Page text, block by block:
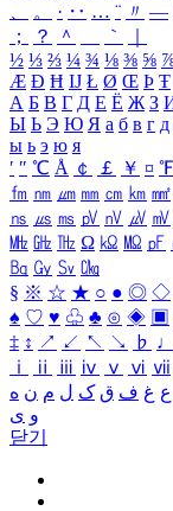
、
。 · ‥ … ¨ 〃 ―
；
？ ＾ ｀
½ ⅓ ⅔ ¼ ¾ ⅛ ⅜ ⅝
Æ Ð Ħ Ĳ Ł Ø Œ Þ Ŧ
А Б В Г Д Е Ё Ж З
Ы Ь Э Ю Я а б в г д
ы ь э ю я
′ ″ ℃ Å ￠ ￡ ￥ ¤ ℉
㎙ ㎚ ㎛ ㎜ ㎝ ㎞ ㎟
㎱ ㎲ ㎳ ㎴ ㎵ ㎶ ㎷
㎒ ㎓ ㎔ Ω ㏀ ㏁ ㎊
㏃ ㏉ ㏜ ㏆
§ ※ ☆ ★ ○ ● ◎ ◇
♠ ♡ ♥ ♧ ♣ ⊙ ◈ ▣
‡ ↕ ↗ ↙ ↖ ↘ ♭ ♩
ⅰ
ⅱ ⅲ ⅳ ⅴ ⅵ ⅶ
ع غ ف ق ک ل م ن ه
و ی
닫기